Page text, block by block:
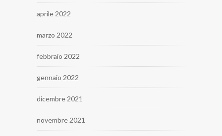
aprile 2022
marzo 2022
febbraio 2022
gennaio 2022
dicembre 2021
novembre 2021